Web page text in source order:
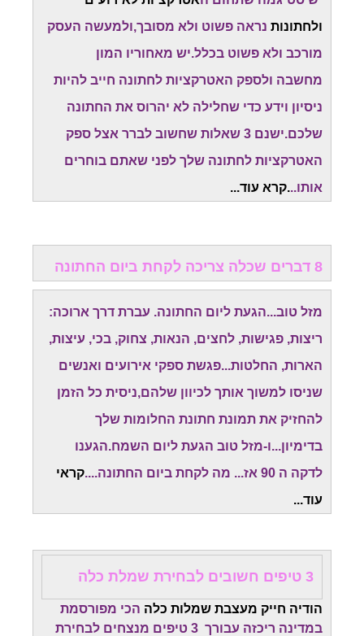
ולחתונות נראה פשוט ולא מסובך,ולמעשה העסק
מורכב ולא פשוט בכלל.יש מאחוריו המון
מחשבה ולספק האטרקציות לחתונה חייב להיות
ניסיון וידע כדי שחלילה לא יהרוס את החתונה
שלכם.
ישנם 3 שאלות שחשוב לברר אצל ספק
האטרקציות לחתונה שלך לפני שאתם בוחרים
אותו...קרא עוד...
8 דברים שכלה צריכה לקחת ביום החתונה
מזל טוב...הגעת ליום החתונה. עברת דרך ארוכה:
ריצות, פגישות, לחצים, הנאות, צחוק, בכי, עיצות,
הארות, החלטות...פגשת ספקי אירועים ואנשים
שניסו למשוך אותך לכיוון שלהם,ניסית כל הזמן
להחזיק את תמונת חתונת החלומות שלך
בדימיון...ו-מזל טוב הגעת ליום השמח.הגענו
לדקה ה 90 אז... מה לקחת ביום החתונה....
קראי
עוד...
3 טיפים חשובים לבחירת שמלת כלה
הודיה חייק מעצבת שמלות כלה הכי מפורסמת
במדינה ריכזה עבורך 3 טיפים מנצחים לבחירת